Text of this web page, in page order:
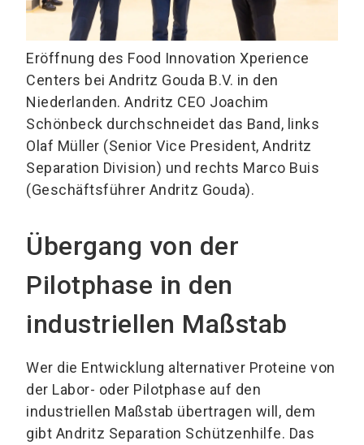
Eröffnung des Food Innovation Xperience
Centers bei Andritz Gouda B.V. in den
Niederlanden. Andritz CEO Joachim
Schönbeck durchschneidet das Band, links
Olaf Müller (Senior Vice President, Andritz
Separation Division) und rechts Marco Buis
(Geschäftsführer Andritz Gouda).
Übergang von der
Pilotphase in den
industriellen Maßstab
Wer die Entwicklung alternativer Proteine von
der Labor- oder Pilotphase auf den
industriellen Maßstab übertragen will, dem
gibt Andritz Separation Schützenhilfe. Das